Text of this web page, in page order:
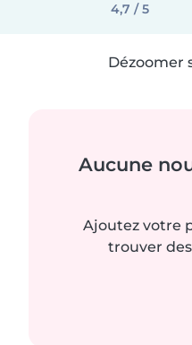
4,7 / 5
Dézoomer
Aucune
Ajoutez votre
trouver